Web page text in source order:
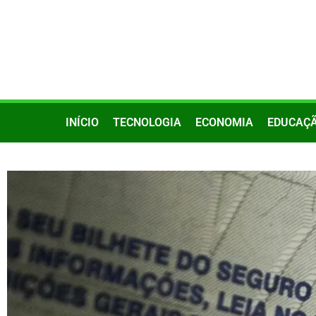
INÍCIO TECNOLOGIA ECONOMIA